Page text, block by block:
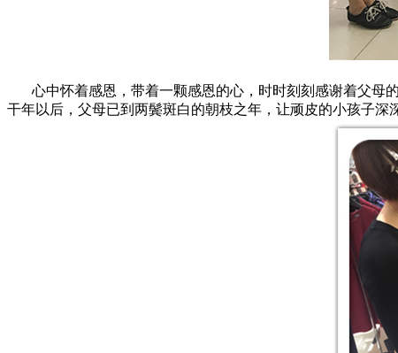
心中怀着感恩，带着一颗感恩的心，时时刻刻感谢着父母
干年以后，父母已到两鬓斑白的朝枝之年，让顽皮的小孩子深